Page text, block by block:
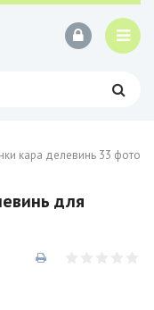
кара делевинь 33 фото
для